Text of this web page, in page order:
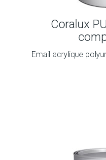
Coralux
Email acrylique